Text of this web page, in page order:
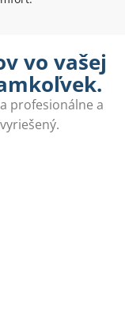
vo vašej
profesionálne a